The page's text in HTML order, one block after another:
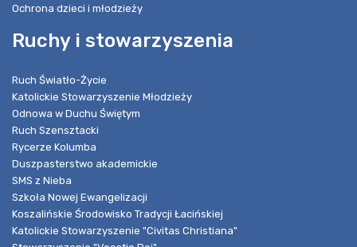
Ochrona dzieci i młodzieży
Ruchy i stowarzyszenia
Ruch Światło-Życie
Katolickie Stowarzyszenie Młodzieży
Odnowa w Duchu Świętym
Ruch Szensztacki
Rycerze Kolumba
Duszpasterstwo akademickie
SMS z Nieba
Szkoła Nowej Ewangelizacji
Koszalińskie Środowisko Tradycji Łacińskiej
Katolickie Stowarzyszenie "Civitas Christiana"